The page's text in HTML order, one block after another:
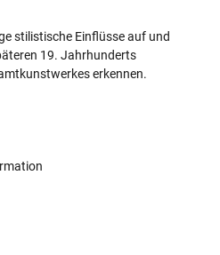
stilistische Einflüsse auf und
19. Jahrhunderts
erkennen.